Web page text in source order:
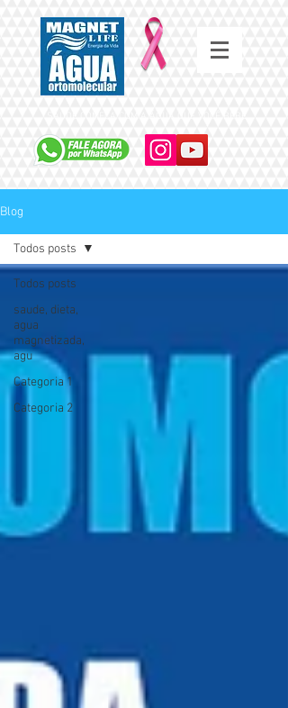
Blog
Todos posts
saude, dieta,
agua
magnetizada,
agu
Categoria 1
Categoria 2
Todos posts